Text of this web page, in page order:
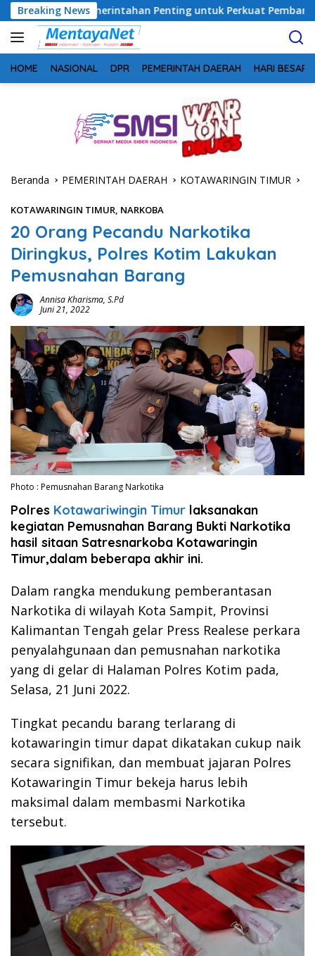
Langsung
ke
konten
Breaking NewsPenting untuk Perkuat Pembangunan Desa
HOME NASIONAL DPR PEMERINTAH DAERAH HARI BESAR
Beranda PEMERINTAH DAERAH KOTAWARINGIN TIMUR
KOTAWARINGIN TIMUR, NARKOBA
20 Orang Pecandu Narkotika
Diringkus, Polres Kotim Lakukan
Pemusnahan Barang
Annisa Kharisma, S.Pd
Juni 21, 2022
Photo : Pemusnahan Barang Narkotika
Polres Kotawariwingin Timur laksanakan
kegiatan Pemusnahan Barang Bukti Narkotika
hasil sitaan Satresnarkoba Kotawaringin
Timur,dalam beberapa akhir ini.
Dalam rangka mendukung pemberantasan
Narkotika di wilayah Kota Sampit, Provinsi
Kalimantan Tengah gelar Press Realese perkara
penyalahgunaan dan pemusnahan narkotika
yang di gelar di Halaman Polres Kotim pada,
Selasa, 21 Juni 2022.
Tingkat pecandu barang terlarang di
kotawaringin timur dapat dikatakan cukup naik
secara signifikan, dan membuat jajaran Polres
Kotawaringin Timur bekeja harus lebih
maksimal dalam membasmi Narkotika
tersebut.